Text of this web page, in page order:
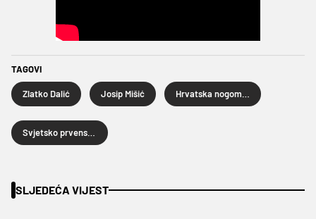
TAGOVI
Zlatko Dalić Josip Mišić
SLJEDEĆA VIJEST